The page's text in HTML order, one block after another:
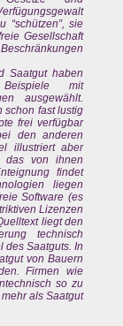
“schützen”, sie
Gesellschaft
Saatgut haben
mit
ausgewählt.
schon fast lustig
frei verfügbar
den anderen
illustriert aber
das von ihnen
findet
liegen
Software (es
Lizenzen
liegt den
technisch
des Saatguts. In
von Bauern
Firmen wie
so zu
als Saatgut